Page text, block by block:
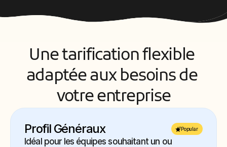
Une tarification flexible
adaptée aux besoins de
votre entreprise
Profil Généraux Popular
Idéal pour les équipes souhaitant un ou